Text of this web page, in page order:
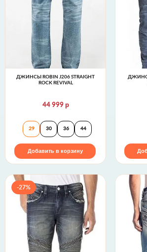
ДЖИНСЫ ROBIN J206 STRAIGHT
ROCK REVIVAL
44 999 р
Джинсы ROBIN J206
29 30 36 44
Добавить в корзину
-27%